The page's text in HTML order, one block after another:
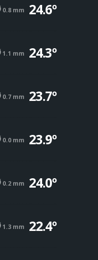
0.8 mm 24.6º
1.1 mm 24.3º
0.7 mm 23.7º
0.0 mm 23.9º
0.2 mm 24.0º
1.3 mm 22.4º